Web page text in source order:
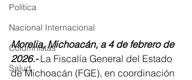
Política
Nacional Internacional
Columnistas
Salud
Morelia, Michoacán, a 4 de febrero de
2026.- La Fiscalía General del Estado
de Michoacán (FGE), en coordinación